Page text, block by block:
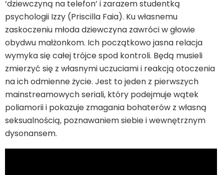
‘dziewczyną na telefon’ i zarazem studentką
psychologii Izzy (Priscilla Faia). Ku własnemu
zaskoczeniu młoda dziewczyna zawróci w głowie
obydwu małżonkom. Ich początkowo jasna relacja
wymyka się całej trójce spod kontroli. Będą musieli
zmierzyć się z własnymi uczuciami i reakcją otoczenia
na ich odmienne życie. Jest to jeden z pierwszych
mainstreamowych seriali, który podejmuje wątek
poliamorii i pokazuje zmagania bohaterów z własną
seksualnością, poznawaniem siebie i wewnętrznym
dysonansem.